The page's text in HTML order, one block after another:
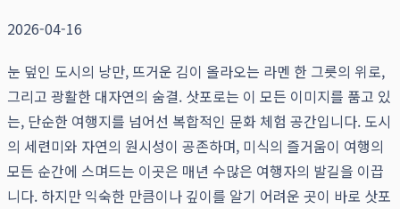
2026-04-16
눈 덮인 도시의 낭만, 뜨거운 김이 올라오는 라멘 한 그릇의 위로,
그리고 광활한 대자연의 숨결. 삿포로는 이 모든 이미지를 품고 있
는, 단순한 여행지를 넘어선 복합적인 문화 체험 공간입니다. 도시
의 세련미와 자연의 원시성이 공존하며, 미식의 즐거움이 여행의
모든 순간에 스며드는 이곳은 매년 수많은 여행자의 발길을 이끕
니다. 하지만 익숙한 만큼이나 깊이를 알기 어려운 곳이 바로 삿포